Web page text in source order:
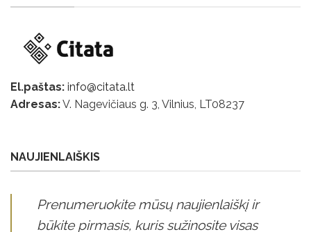
El.paštas: info@citata.lt
Adresas:V. Nagevičiaus g. 3, Vilnius, LT08237
NAUJIENLAIŠKIS
Prenumeruokite mūsų naujienlaiškį ir
būkite pirmasis, kuris sužinosite visas